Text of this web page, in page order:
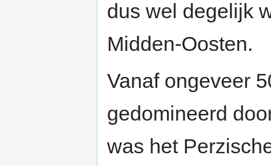
dus wel degelijk
Midden-Oosten.
Vanaf ongeveer
gedomineerd
was het